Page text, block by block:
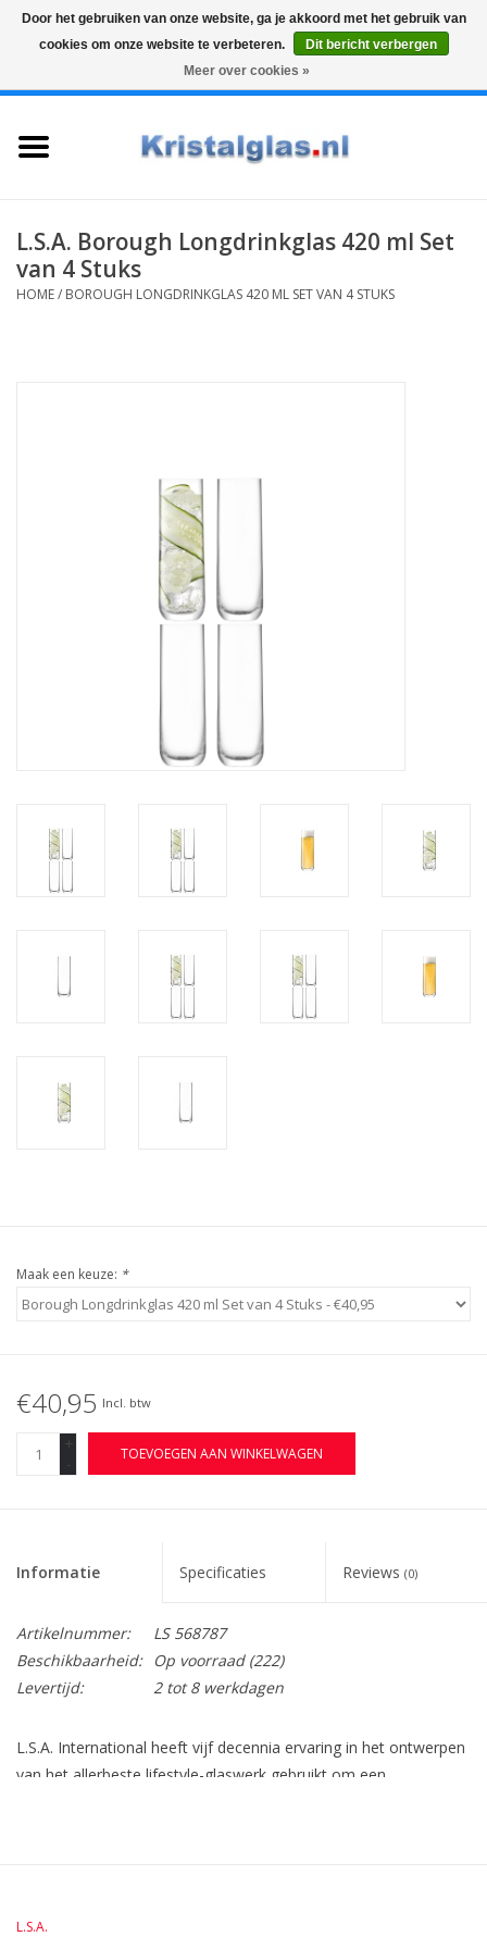
Graveren
Karaffen
Glas graveren
L.S.A. Borough Longdrinkglas 420 ml Set
van 4 Stuks
HOME/ BOROUGH LONGDRINKGLAS 420 ML SET VAN 4 STUKS
Maak een keuze: *
€40,95 Incl. btw
+
-
TOEVOEGEN AAN WINKELWAGEN
Informatie Specificaties Reviews (0)
Artikelnummer:
LS 568787
Beschikbaarheid:
Op voorraad(222)
Levertijd:
2 tot 8 werkdagen
L.S.A. International heeft vijf decennia ervaring in het ontwerpen
van het allerbeste lifestyle-glaswerk gebruikt om een
• L.S.A. Borough Glas Highball 420 ml • Set van 4 Stuks •
L.S.A.
Door het gebruiken van onze website, ga je akkoord met het gebruik van
cookies om onze website te verbeteren.
Dit bericht verbergen
Meer over cookies »